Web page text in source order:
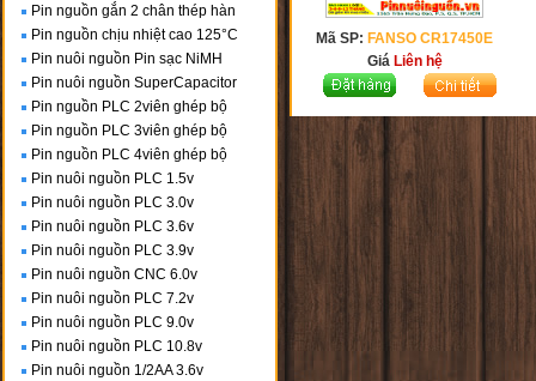
Pin nguồn gắn 2 chân thép hàn
Pin nguồn chịu nhiệt cao 125°C
Pin nuôi nguồn Pin sạc NiMH
Pin nuôi nguồn SuperCapacitor
Pin nguồn PLC 2viên ghép bộ
Pin nguồn PLC 3viên ghép bộ
Pin nguồn PLC 4viên ghép bộ
Pin nuôi nguồn PLC 1.5v
Pin nuôi nguồn PLC 3.0v
Pin nuôi nguồn PLC 3.6v
Pin nuôi nguồn PLC 3.9v
Pin nuôi nguồn CNC 6.0v
Pin nuôi nguồn PLC 7.2v
Pin nuôi nguồn PLC 9.0v
Pin nuôi nguồn PLC 10.8v
Pin nuôi nguồn 1/2AA 3.6v
Mã SP: FANSO CR17450E
Giá Liên hệ